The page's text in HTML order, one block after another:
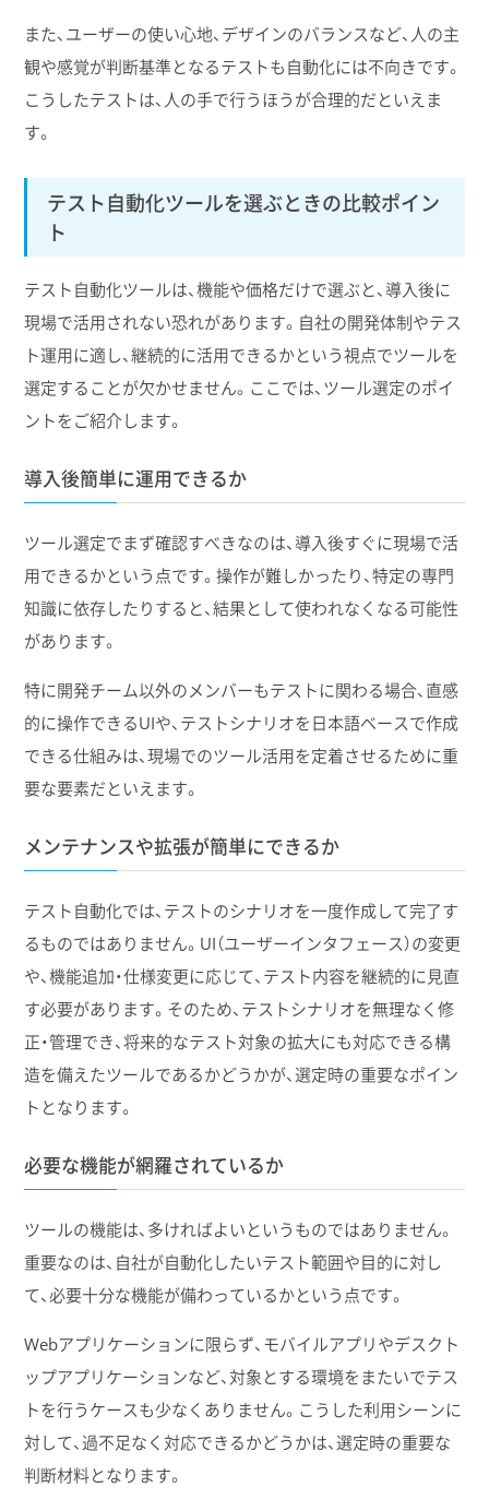
また、ユーザーの使い心地、デザインのバランスなど、人の主
観や感覚が判断基準となるテストも自動化には不向きです。
こうしたテストは、人の手で行うほうが合理的だといえま
す。
テスト自動化ツールを選ぶときの比較ポイン
ト
テスト自動化ツールは、機能や価格だけで選ぶと、導入後に
現場で活用されない恐れがあります。自社の開発体制やテス
ト運用に適し、継続的に活用できるかという視点でツールを
選定することが欠かせません。ここでは、ツール選定のポイ
ントをご紹介します。
導入後簡単に運用できるか
ツール選定でまず確認すべきなのは、導入後すぐに現場で活
用できるかという点です。操作が難しかったり、特定の専門
知識に依存したりすると、結果として使われなくなる可能性
があります。
特に開発チーム以外のメンバーもテストに関わる場合、直感
的に操作できるUIや、テストシナリオを日本語ベースで作成
できる仕組みは、現場でのツール活用を定着させるために重
要な要素だといえます。
メンテナンスや拡張が簡単にできるか
テスト自動化では、テストのシナリオを一度作成して完了す
るものではありません。UI（ユーザーインタフェース）の変更
や、機能追加・仕様変更に応じて、テスト内容を継続的に見直
す必要があります。そのため、テストシナリオを無理なく修
正・管理でき、将来的なテスト対象の拡大にも対応できる構
造を備えたツールであるかどうかが、選定時の重要なポイン
トとなります。
必要な機能が網羅されているか
ツールの機能は、多ければよいというものではありません。
重要なのは、自社が自動化したいテスト範囲や目的に対し
て、必要十分な機能が備わっているかという点です。
Webアプリケーションに限らず、モバイルアプリやデスクト
ップアプリケーションなど、対象とする環境をまたいでテス
トを行うケースも少なくありません。こうした利用シーンに
対して、過不足なく対応できるかどうかは、選定時の重要な
判断材料となります。